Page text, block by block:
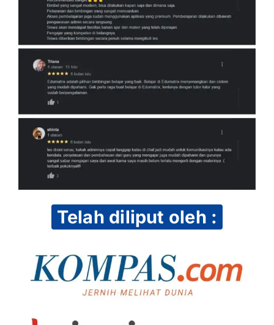
Telah diliput oleh :